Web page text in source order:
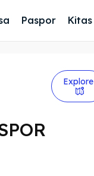
Paspor Kitas
Explore